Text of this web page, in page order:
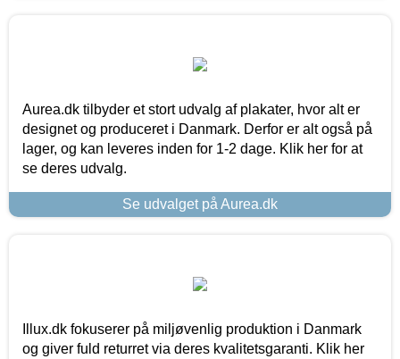
Aurea.dk tilbyder et stort udvalg af plakater, hvor alt er
designet og produceret i Danmark. Derfor er alt også på
lager, og kan leveres inden for 1-2 dage. Klik her for at
se deres udvalg.
Se udvalget på Aurea.dk
Illux.dk fokuserer på miljøvenlig produktion i Danmark
og giver fuld returret via deres kvalitetsgaranti. Klik her